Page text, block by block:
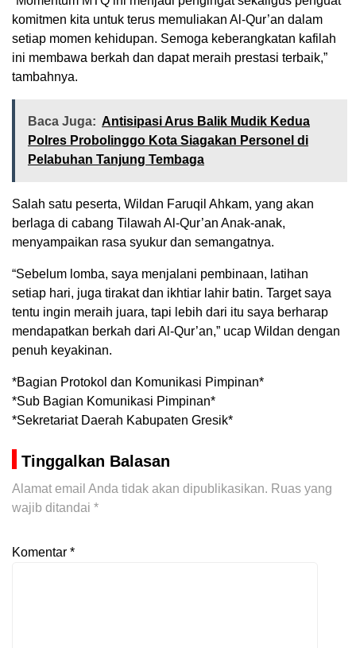
komitmen kita untuk terus memuliakan Al-Qur’an dalam
setiap momen kehidupan. Semoga keberangkatan kafilah
ini membawa berkah dan dapat meraih prestasi terbaik,”
tambahnya.
Baca Juga: Antisipasi Arus Balik Mudik Kedua
Polres Probolinggo Kota Siagakan Personel di
Pelabuhan Tanjung Tembaga
Salah satu peserta, Wildan Faruqil Ahkam, yang akan
berlaga di cabang Tilawah Al-Qur’an Anak-anak,
menyampaikan rasa syukur dan semangatnya.
“Sebelum lomba, saya menjalani pembinaan, latihan
setiap hari, juga tirakat dan ikhtiar lahir batin. Target saya
tentu ingin meraih juara, tapi lebih dari itu saya berharap
mendapatkan berkah dari Al-Qur’an,” ucap Wildan dengan
penuh keyakinan.
*Bagian Protokol dan Komunikasi Pimpinan*
*Sub Bagian Komunikasi Pimpinan*
*Sekretariat Daerah Kabupaten Gresik*
Tinggalkan Balasan
Alamat email Anda tidak akan dipublikasikan. Ruas yang
wajib ditandai *
Komentar *